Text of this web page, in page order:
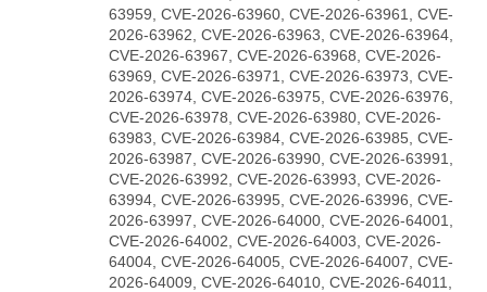
63959, CVE-2026-63960, CVE-2026-63961, CVE-
2026-63962, CVE-2026-63963, CVE-2026-63964,
CVE-2026-63967, CVE-2026-63968, CVE-2026-
63969, CVE-2026-63971, CVE-2026-63973, CVE-
2026-63974, CVE-2026-63975, CVE-2026-63976,
CVE-2026-63978, CVE-2026-63980, CVE-2026-
63983, CVE-2026-63984, CVE-2026-63985, CVE-
2026-63987, CVE-2026-63990, CVE-2026-63991,
CVE-2026-63992, CVE-2026-63993, CVE-2026-
63994, CVE-2026-63995, CVE-2026-63996, CVE-
2026-63997, CVE-2026-64000, CVE-2026-64001,
CVE-2026-64002, CVE-2026-64003, CVE-2026-
64004, CVE-2026-64005, CVE-2026-64007, CVE-
2026-64009, CVE-2026-64010, CVE-2026-64011,